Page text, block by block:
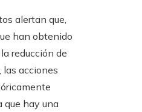
alertan que,
han obtenido
reducción de
las acciones
que hay una